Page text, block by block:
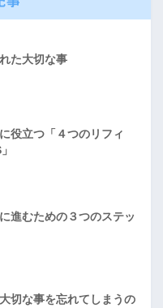
た大切な事
役立つ「４つのリフィ
進むための３つのステッ
切な事を忘れてしまうの